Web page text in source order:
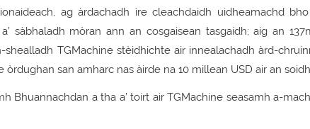
ag àrdachadh ìre cleachdaidh uidheamachd
sàbhaladh mòran ann an cosgaisean tasgaidh; aig an
TGMachine stèidhichte air innealachadh àrd-
san amharc nas àirde na 10 millean USD air an